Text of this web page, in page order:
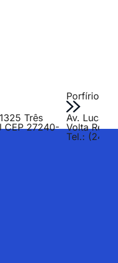
Três
CEP 27240-
Porfírio
Av. Lucas
Volta
Tel.: (24)